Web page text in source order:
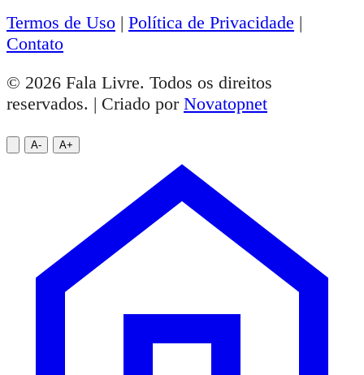
Termos de Uso | Política de Privacidade |
Contato
© 2026 Fala Livre. Todos os direitos
reservados. | Criado por Novatopnet
A- A+